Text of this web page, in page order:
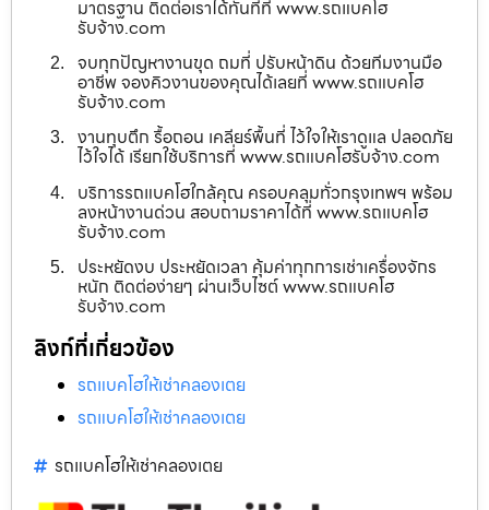
มาตรฐาน ติดต่อเราได้ทันทีที่ www.รถแบคโฮ
รับจ้าง.com
จบทุกปัญหางานขุด ถมที่ ปรับหน้าดิน ด้วยทีมงานมือ
อาชีพ จองคิวงานของคุณได้เลยที่ www.รถแบคโฮ
รับจ้าง.com
งานทุบตึก รื้อถอน เคลียร์พื้นที่ ไว้ใจให้เราดูแล ปลอดภัย
ไว้ใจได้ เรียกใช้บริการที่ www.รถแบคโฮรับจ้าง.com
บริการรถแบคโฮใกล้คุณ ครอบคลุมทั่วกรุงเทพฯ พร้อม
ลงหน้างานด่วน สอบถามราคาได้ที่ www.รถแบคโฮ
รับจ้าง.com
ประหยัดงบ ประหยัดเวลา คุ้มค่าทุกการเช่าเครื่องจักร
หนัก ติดต่อง่ายๆ ผ่านเว็บไซต์ www.รถแบคโฮ
รับจ้าง.com
ลิงก์ที่เกี่ยวข้อง
รถแบคโฮให้เช่าคลองเตย
รถแบคโฮให้เช่าคลองเตย
รถแบคโฮให้เช่าคลองเตย